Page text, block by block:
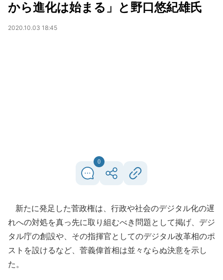
から進化は始まる」と野口悠紀雄氏
2020.10.03 18:45
0
新たに発足した菅政権は、行政や社会のデジタル化の遅
れへの対処を真っ先に取り組むべき問題として掲げ、デジ
タル庁の創設や、その指揮官としてのデジタル改革相のポ
ストを設けるなど、菅義偉首相は並々ならぬ決意を示し
た。